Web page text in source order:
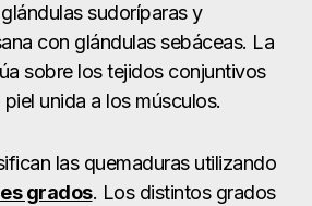
primer grado dañan o
Son las quemaduras más
suelen curarse sin dejar
secundarios.